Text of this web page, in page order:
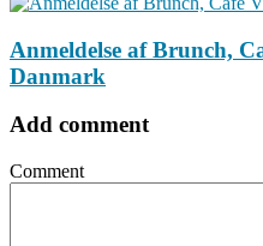
Anmeldelse af Brunch,
Danmark
Add comment
Comment